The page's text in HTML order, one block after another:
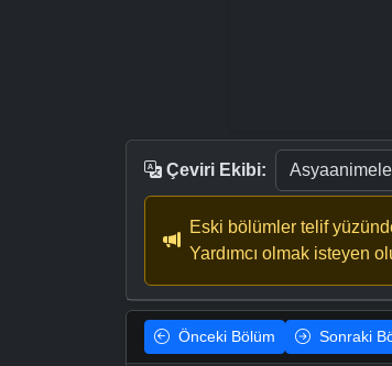
Çeviri Ekibi:
Eski bölümler telif
Yardımcı olmak isteyen
Önceki Bölüm Sonraki